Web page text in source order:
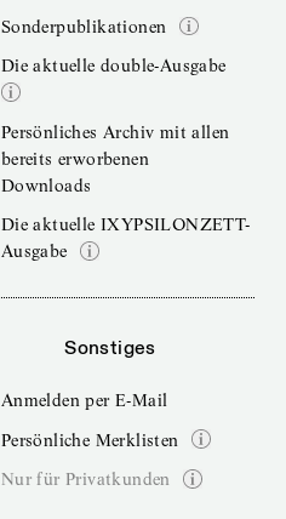
Sonderpublikationen
Die aktuelle double-Ausgabe
Persönliches Archiv mit allen
bereits erworbenen
Downloads
Die aktuelle IXYPSILONZETT-
Ausgabe
Sonstiges
Anmelden per E-Mail
Persönliche Merklisten
Nur für Privatkunden